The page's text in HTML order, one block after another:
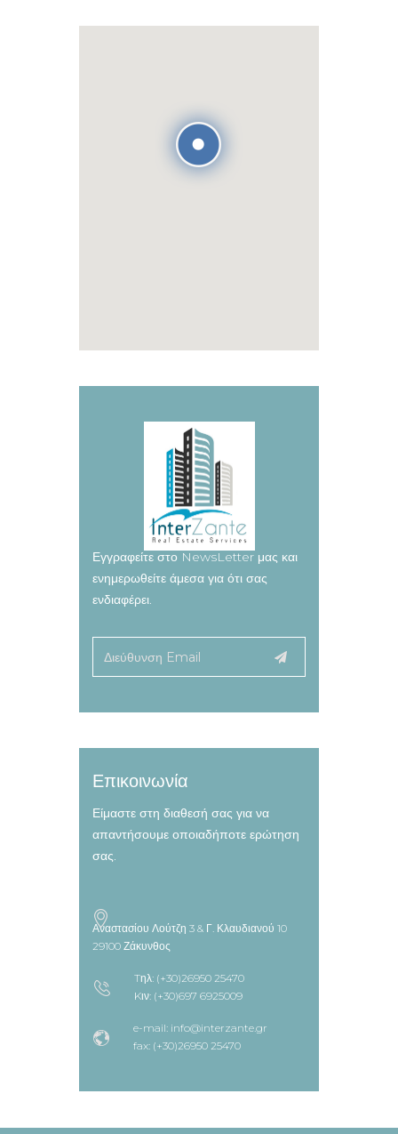
Εγγραφείτε στο NewsLetter μας και
ενημερωθείτε άμεσα για ότι σας
ενδιαφέρει.
Επικοινωνία
Είμαστε στη διαθεσή σας για να
απαντήσουμε οποιαδήποτε ερώτηση
σας.
Αναστασίου Λούτζη 3 & Γ. Κλαυδιανού 10
29100 Ζάκυνθος
Tηλ: (+30)26950 25470
Kιν: (+30)697 6925009
e-mail: info@interzante.gr
fax: (+30)26950 25470